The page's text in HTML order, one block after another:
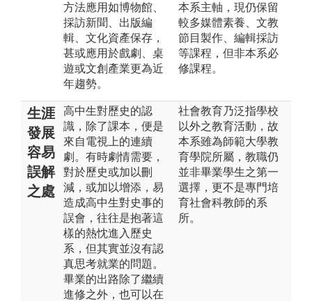
方法應用如博物館、
採訪新聞、出版編
輯、文化資產保存，
甚或應用於戲劇、桌
遊或文創產業更為近
年趨勢。
本系主軸，現仍保留
較多媒體素養、文教
節目製作、編輯採訪
等課程，但非本系必
修課程。
生涯
發展
容易
誤解
之處
高中生對歷史的認
識，除了課本，便是
來自電視上的連續
劇。有時劇情需要，
對於歷史或加以刪
減，或加以增添，易
造成高中生對史事的
誤會，往往是抱著這
樣的熱忱進入歷史
系，但其實並沒有認
真思考就業的問題。
畢業的出路除了繼續
進修之外，也可以在
社會教育乃泛指學校
以外之教育活動，故
本系雖為師範大學教
育學院所屬，教職仍
並非畢業學生之第一
選擇，更不是專門培
育社會科教師的系
所。